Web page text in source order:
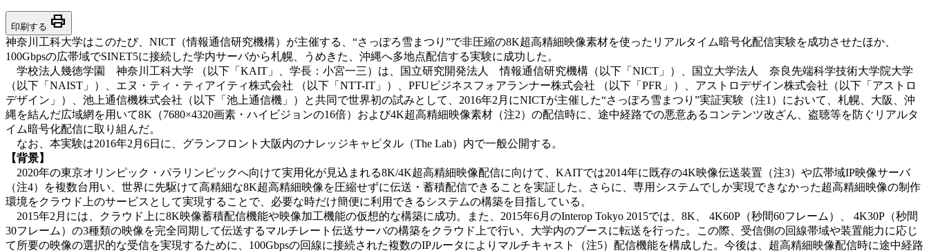
印刷する print
神奈川工科大学はこのたび、NICT（情報通信研究機構）が主催する、“さっぽろ雪まつり”で非圧縮の8K超高精細映像素材を使ったリアルタイム暗号化配信実験を成功させたほか、
100Gbpsの広帯域でSINET5に接続した学内サーバから札幌、うめきた、沖縄へ多地点配信する実験に成功した。
学校法人幾徳学園 神奈川工科大学 （以下「KAIT」、学長：小宮一三）は、国立研究開発法人 情報通信研究機構（以下「NICT」）、国立大学法人 奈良先端科学技術大学院大学
（以下「NAIST」）、エヌ・ティ・ティアイティ株式会社 （以下「NTT-IT」）、PFUビジネスフォアランナー株式会社 （以下「PFR」）、アストロデザイン株式会社（以下「アストロ
デザイン」）、池上通信機株式会社（以下「池上通信機」）と共同で世界初の試みとして、2016年2月にNICTが主催した“さっぽろ雪まつり”実証実験（注1）において、札幌、大阪、沖
縄を結んだ広域網を用いて8K（7680×4320画素・ハイビジョンの16倍）および4K超高精細映像素材（注2）の配信時に、途中経路での悪意あるコンテンツ改ざん、盗聴等を防ぐリアルタ
イム暗号化配信に取り組んだ。
なお、本実験は2016年2月6日に、グランフロント大阪内のナレッジキャピタル（The Lab）内で一般公開する。
【背景】
2020年の東京オリンピック・パラリンピックへ向けて実用化が見込まれる8K/4K超高精細映像配信に向けて、KAITでは2014年に既存の4K映像伝送装置（注3）や広帯域IP映像サーバ
（注4）を複数台用い、世界に先駆けて高精細な8K超高精細映像を圧縮せずに伝送・蓄積配信できることを実証した。さらに、専用システムでしか実現できなかった超高精細映像の制作
環境をクラウド上のサービスとして実現することで、必要な時だけ簡便に利用できるシステムの構築を目指している。
2015年2月には、クラウド上に8K映像蓄積配信機能や映像加工機能の仮想的な構築に成功。また、2015年6月のInterop Tokyo 2015では、8K、 4K60P（秒間60フレーム）、 4K30P（秒間
30フレーム）の3種類の映像を完全同期して伝送するマルチレート伝送サーバの構築をクラウド上で行い、大学内のブースに転送を行った。この際、受信側の回線帯域や装置能力に応じ
て所要の映像の選択的な受信を実現するために、100Gbpsの回線に接続された複数のIPルータによりマルチキャスト（注5）配信機能を構成した。今後は、超高精細映像配信時に途中経路